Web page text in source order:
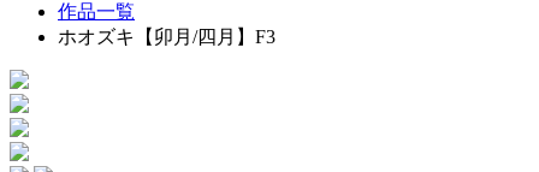
作品一覧
ホオズキ【卯月/四月】F3